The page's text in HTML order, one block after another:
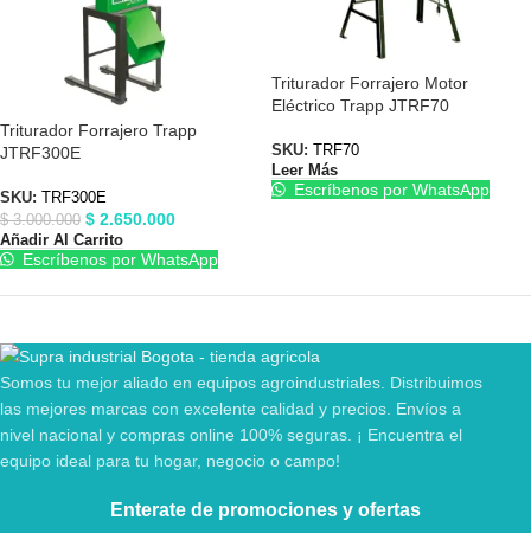
Triturador Forrajero Trapp
JTRF300E
SKU:
TRF300E
$3.000.000 $ 2.650.000
Añadir Al Carrito
Escríbenos por WhatsApp
Triturador Forrajero Motor
Eléctrico Trapp JTRF70
SKU:
TRF70
Leer Más
Escríbenos por WhatsApp
Somos tu mejor aliado en equipos agroindustriales. Distribuimos
las mejores marcas con excelente calidad y precios. Envíos a
nivel nacional y compras online 100% seguras. ¡ Encuentra el
equipo ideal para tu hogar, negocio o campo!
Enterate de promociones y ofertas